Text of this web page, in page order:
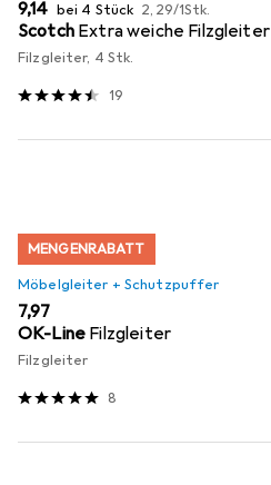
EUR
9,14 bei 4 Stück EUR
2,29/1Stk.
Scotch Extra weiche Filzgleiter
Filzgleiter, 4 Stk.
19
MENGENRABATT
Möbelgleiter + Schutzpuffer
EUR
7,97
OK-Line Filzgleiter
Filzgleiter
8